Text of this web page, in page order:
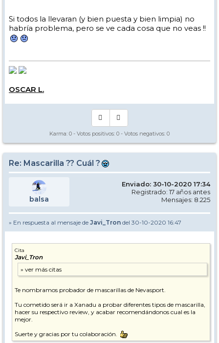
Siempre voy con UNE 65 o quirúrgica, y bien tranquilo. Y son más
llevaderas, una P2 es molesta y más para hacer deporte...insufrible.
Si todos la llevaran (y bien puesta y bien limpia) no
habría problema, pero se ve cada cosa que no veas !!
OSCAR L.
Karma: 0 - Votos positivos: 0 - Votos negativos: 0
Re: Mascarilla ?? Cuál ?
balsa
Enviado: 30-10-2020 17:34
Registrado: 17 años antes
Mensajes: 8.225
» En respuesta al mensaje de Javi_Tron del 30-10-2020 16:47
Cita
Javi_Tron
Te nombramos probador de mascarillas de Nevasport.
Tu cometido será ir a Xanadu a probar diferentes tipos de mascarilla,
hacer su respectivo review, y acabar recomendándonos cual es la
mejor.
Suerte y gracias por tu colaboración.